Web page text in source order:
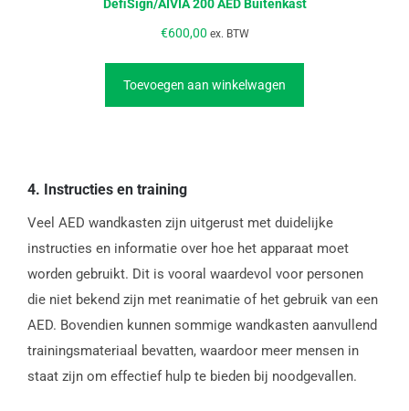
DefiSign/AIVIA 200 AED Buitenkast
€600,00 ex. BTW
Toevoegen aan winkelwagen
4. Instructies en training
Veel AED wandkasten zijn uitgerust met duidelijke
instructies en informatie over hoe het apparaat moet
worden gebruikt. Dit is vooral waardevol voor personen
die niet bekend zijn met reanimatie of het gebruik van een
AED. Bovendien kunnen sommige wandkasten aanvullend
trainingsmateriaal bevatten, waardoor meer mensen in
staat zijn om effectief hulp te bieden bij noodgevallen.